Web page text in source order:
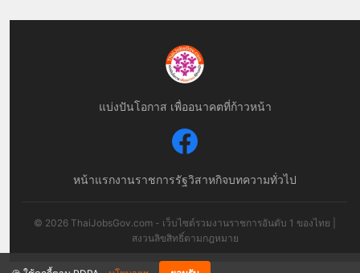
แบ่งปันโอกาส เพื่ออนาคตที่ก้าวหน้า
หน้าแรกงานราชการรัฐวิสาหกิจบทความทั่วไป
© 2026 ThaiJobsGov.com - เว็บไซต์รวมงานราชการอันดับ 1 ของไทย |
สงวนลิขสิทธิ์ตามกฎหมาย